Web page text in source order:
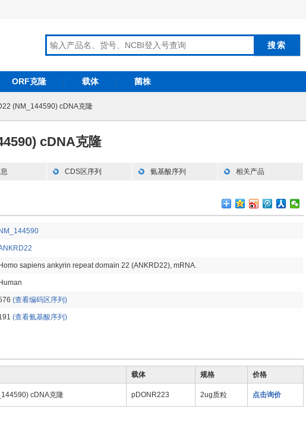
ORF克隆 载体 菌株
(NM_144590) cDNA克隆
cDNA克隆
CDS区序列 氨基酸序列 相关产品
NM_144590
Homo sapiens ankyrin repeat domain 22 (ANKRD22), mRNA.
Human
(查看编码区序列)
(查看氨基酸序列)
载体 规格 价格
cDNA克隆 pDONR223 2ug质粒 点击询价